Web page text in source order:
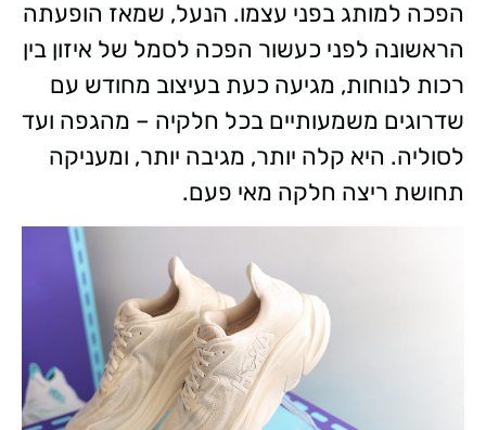
הפכה למותג בפני עצמו. הנעל, שמאז הופעתה
הראשונה לפני כעשור הפכה לסמל של איזון בין
רכות לנוחות, מגיעה כעת בעיצוב מחודש עם
שדרוגים משמעותיים בכל חלקיה – מהגפה ועד
לסוליה. היא קלה יותר, מגיבה יותר, ומעניקה
תחושת ריצה חלקה מאי פעם.